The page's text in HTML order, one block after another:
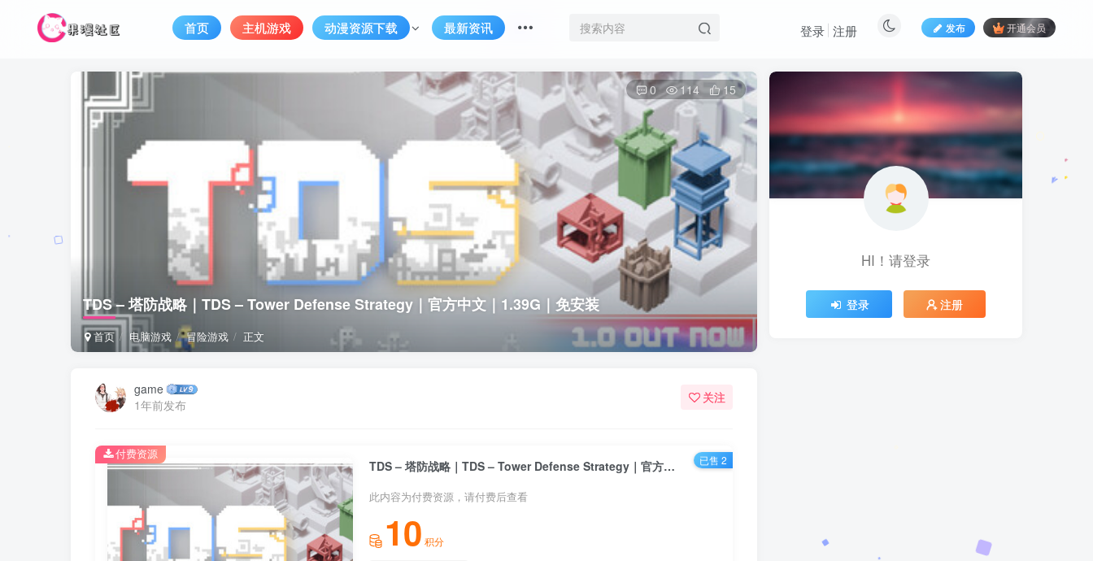
首页 主机游戏 动漫资源下载 最新资讯 发布 开通会员
登录 注册
TDS – 塔防战略｜TDS – Tower Defense Strategy｜官方中文｜1.39G｜免安装
首页 电脑游戏 冒险游戏 正文
0 114 15
game
1年前发布
关注
TDS – 塔防战略｜TDS – Tower Defense Strategy｜官方中文｜1.39G｜免安装
此内容为付费资源，请付费后查看
10 积分
付费资源 已售 2
HI！请登录
登录 注册